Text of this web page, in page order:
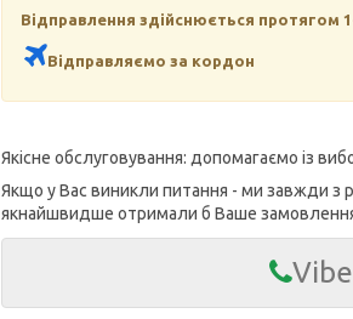
Відправлення здійснюється протягом
Відправляємо за кордон
Якісне обслуговування: допомагаємо із
Якщо у Вас виникли питання - ми завжди
якнайшвидше отримали б Ваше